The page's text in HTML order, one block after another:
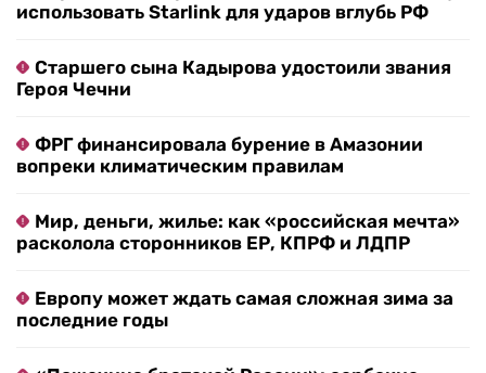
использовать Starlink для ударов вглубь РФ
Старшего сына Кадырова удостоили звания
Героя Чечни
ФРГ финансировала бурение в Амазонии
вопреки климатическим правилам
Мир, деньги, жилье: как «российская мечта»
расколола сторонников ЕР, КПРФ и ЛДПР
Европу может ждать самая сложная зима за
последние годы